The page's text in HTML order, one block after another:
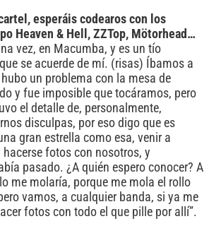
esperáis codearos con los
Heaven & Hell, ZZTop, Mötorhead…
vez, en Macumba, y es un tío
se acuerde de mí. (risas) Íbamos a
un problema con la mesa de
y fue imposible que tocáramos, pero
el detalle de, personalmente,
disculpas, por eso digo que es
gran estrella como esa, venir a
fotos con nosotros, y
pasado. ¿A quién espero conocer? A
me molaría, porque me mola el rollo
vamos, a cualquier banda, si ya me
fotos con todo el que pille por allí”.